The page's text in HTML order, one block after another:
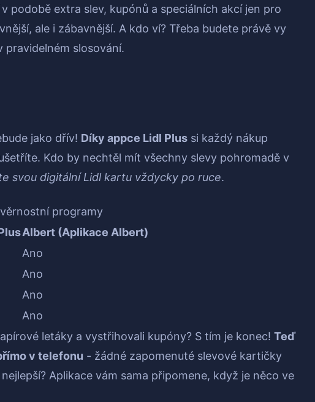
podobě extra slev, kupónů a speciálních akcí jen pro
ale i zábavnější. A kdo ví? Třeba budete právě vy
slosování.
jako dřív! Díky appce Lidl Plus si každý nákup
Kdo by nechtěl mít všechny slevy pohromadě v
svou digitální Lidl kartu vždycky po ruce.
programy
Albert (Aplikace Albert)
Ano
Ano
Ano
Ano
letáky a vystřihovali kupóny? S tím je konec! Teď
v telefonu - žádné zapomenuté slevové kartičky
Aplikace vám sama připomene, když je něco ve